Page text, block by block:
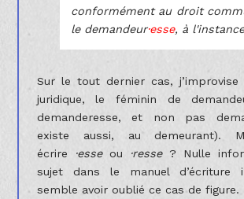
conformément au droit
le demandeur·esse, à
Sur le tout dernier cas,
juridique, le féminin de
demanderesse, et non pas
existe aussi, au demeurant).
écrire
·esseou ·resse? Nulle
sujet dans le manuel d’écriture
semble avoir oublié ce cas de figure.